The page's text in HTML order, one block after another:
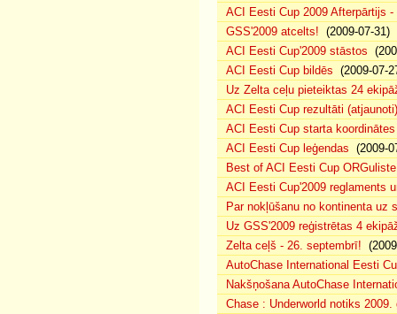
ACI Eesti Cup 2009 Afterpārtijs -
GSS'2009 atcelts! (2009-07-31)
ACI Eesti Cup'2009 stāstos
ACI Eesti Cup bildēs (2009-07-
Uz Zelta ceļu pieteiktas 24
ACI Eesti Cup rezultāti (atjaunoti)
ACI Eesti Cup starta koordinātes
ACI Eesti Cup leģendas (2009-
Best of ACI Eesti Cup
ACI Eesti Cup'2009 reglaments
Par nokļūšanu no kontinenta uz
Uz GSS'2009 reģistrētas 4
Zelta ceļš - 26. septembrī!
AutoChase International Eesti
Nakšņošana AutoChase
Chase : Underworld notiks 2009.